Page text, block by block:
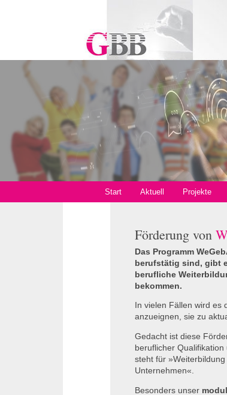
Start Aktuell Projekte
Förderung von
Das Programm
berufstätig sind, gibt
berufliche
bekommen.
In vielen Fällen wird
anzueignen, sie zu
Gedacht ist diese
beruflicher
steht für
Unternehmen«.
Besonders unser